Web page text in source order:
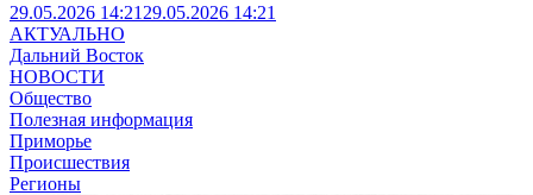
29.05.2026 14:21 29.05.2026 14:21
АКТУАЛЬНО
Дальний Восток
НОВОСТИ
Общество
Полезная информация
Приморье
Происшествия
Регионы